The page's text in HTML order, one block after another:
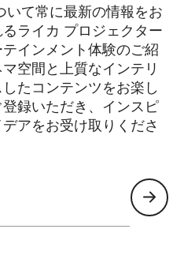
いて常に最新の情報をお
ライカ プロジェクター
インメント体験のご紹
空間と上質なインテリ
たコンテンツをお楽し
録いただき、インスピ
アをお受け取りくださ